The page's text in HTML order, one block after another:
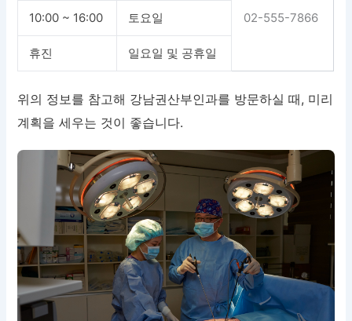
02-555-7866
10:00 ~ 16:00 토요일
휴진 일요일 및 공휴일
위의 정보를 참고해 강남권산부인과를 방문하실 때, 미리
계획을 세우는 것이 좋습니다.